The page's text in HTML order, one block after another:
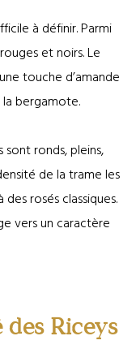
à définir. Parmi
et noirs. Le
touche d’amande
bergamote.
sont ronds, pleins,
de la trame les
rosés classiques.
vers un caractère
des Riceys